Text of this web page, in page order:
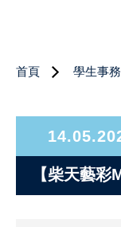
首頁 學生事務
【柴天藝彩